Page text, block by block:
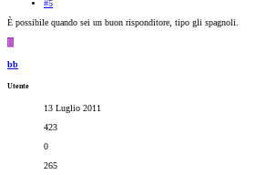
#5
È possibile quando sei un buon risponditore, tipo gli spagnoli.
B
bb
Utente
13 Luglio 2011
423
0
265